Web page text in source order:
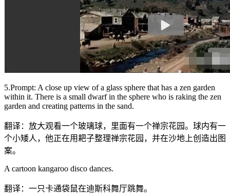
5.Prompt: A close up view of a glass sphere that has a zen garden
within it. There is a small dwarf in the sphere who is raking the zen
garden and creating patterns in the sand.
翻译：放大观看一个玻璃球，里面有一个禅宗花园。球内有一
个小矮人，他正在用耙子整理禅宗花园，并在沙地上创造出图
案。
A cartoon kangaroo disco dances.
翻译：一只卡通袋鼠在迪斯科舞厅跳舞。